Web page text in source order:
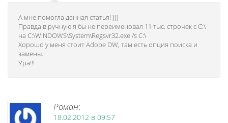
А мне помогла данная статья! )))
Правда в ручную я бы не переименовал 11 тыс. строчек с C:\
на C:\WINDOWS\System\Regsvr32.exe /s C:\
Хорошо у меня стоит Adobe DW, там есть опция поиска и
замены.
Ура!!!
Роман:
18.02.2012 в 09:57